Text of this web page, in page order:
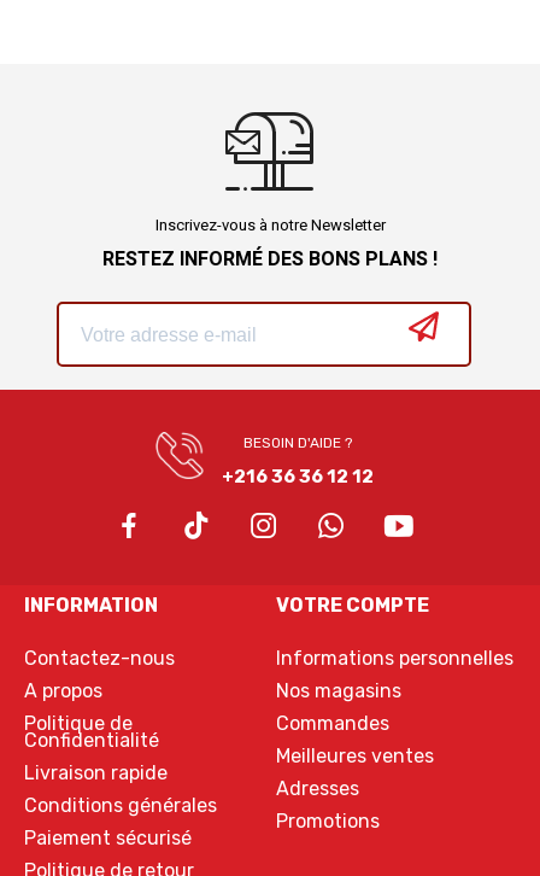
Inscrivez-vous à notre Newsletter
RESTEZ INFORMÉ DES BONS PLANS !
BESOIN D'AIDE ?
+216 36 36 12 12
INFORMATION
Contactez-nous
A propos
Politique de
Confidentialité
Livraison rapide
Conditions générales
Paiement sécurisé
Politique de retour
VOTRE COMPTE
Informations personnelles
Nos magasins
Commandes
Meilleures ventes
Adresses
Promotions